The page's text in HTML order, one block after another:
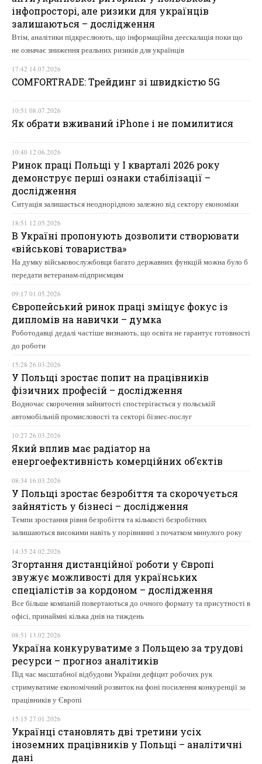
інфопросторі, але ризики для українців
залишаються – дослідження
Втім, аналітики підкреслюють, що інформаційна деескалація поки що
не означає зниження реальних ризиків для українців
17:42 14.07.2026
COMFORTRADE: Трейдинг зі швидкістю 5G
10:51 08.07.2026
Як обрати вживаний iPhone і не помилитися
10:40 12.06.2026
Ринок праці Польщі у І кварталі 2026 року
демонструє перші ознаки стабілізації –
дослідження
Ситуація залишається неоднорідною залежно від сектору економіки
18:51 12.05.2026
В Україні пропонують дозволити створювати
«військові товариства»
На думку військовослужбовця багато державних функцій можна було б
передати ветеранам-підприємцям
09:17 01.05.2026
Європейський ринок праці зміщує фокус із
дипломів на навички – думка
Роботодавці дедалі частіше визнають, що освіта не гарантує готовності
до роботи
15:28 26.03.2026
У Польщі зростає попит на працівників
фізичних професій – дослідження
Водночас скорочення зайнятості спостерігається у польській
автомобільній промисловості та секторі бізнес-послуг
10:27 26.03.2026
Який вплив має радіатор на
енергоефективність комерційних об’єктів
08:34 16.03.2026
У Польщі зростає безробіття та скорочується
зайнятість у бізнесі – дослідження
Темпи зростання рівня безробіття та кількості безробітних
залишаються високими навіть у порівнянні з початком минулого року
14:35 24.02.2026
Згортання дистанційної роботи у Європі
звужує можливості для українських
спеціалістів за кордоном – дослідження
Все більше компаній повертаються до очного формату та присутності в
офісі, принаймні кілька днів на тиждень
08:51 13.02.2026
Україна конкуруватиме з Польщею за трудові
ресурси – прогноз аналітиків
Під час масштабної відбудови України дефіцит робочих рук
стримуватиме економічний розвиток на фоні посилення конкуренції за
працівників у Європі
15:15 27.01.2026
Українці становлять дві третини усіх
іноземних працівників у Польщі – аналітичні
дані